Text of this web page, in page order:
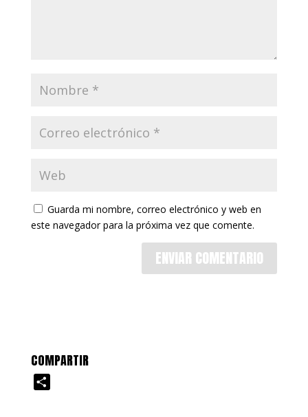
Guarda mi nombre, correo electrónico y web en
este navegador para la próxima vez que comente.
COMPARTIR